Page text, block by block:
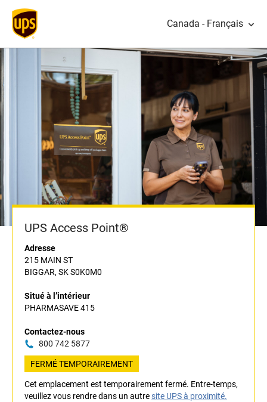
Canada - Français
UPS Access Point®
Adresse
215 MAIN ST
BIGGAR, SK S0K0M0
Situé à l’intérieur
PHARMASAVE 415
Contactez-nous
800 742 5877
FERMÉ TEMPORAIREMENT
Cet emplacement est temporairement fermé. Entre-temps,
veuillez vous rendre dans un autresite UPS à proximité.